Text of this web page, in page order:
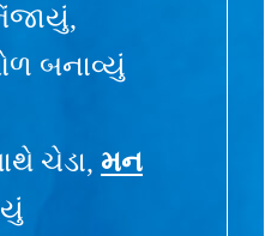
બનાવ્યું
ચેડા, મન